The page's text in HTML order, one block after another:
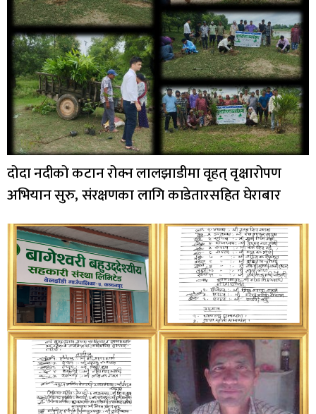
दोदा नदीको कटान रोक्न लालझाडीमा वृहत् वृक्षारोपण
अभियान सुरु, संरक्षणका लागि काडेतारसहित घेराबार